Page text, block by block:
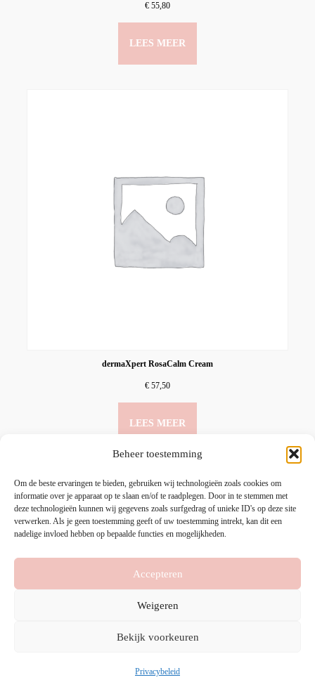
Beheer toestemming
Om de beste ervaringen te bieden, gebruiken wij technologieën zoals cookies om
informatie over je apparaat op te slaan en/of te raadplegen. Door in te stemmen met
deze technologieën kunnen wij gegevens zoals surfgedrag of unieke ID's op deze site
verwerken. Als je geen toestemming geeft of uw toestemming intrekt, kan dit een
nadelige invloed hebben op bepaalde functies en mogelijkheden.
Accepteren
Weigeren
Bekijk voorkeuren
Privacybeleid
€ 55,80
LEES MEER
dermaXpert RosaCalm Cream
€ 57,50
LEES MEER
Stalpaert IT & Development